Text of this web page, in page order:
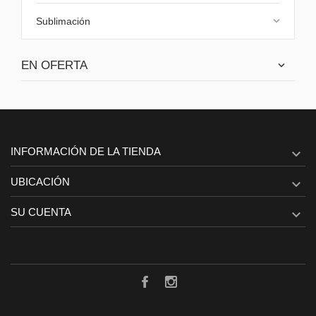
Sublimación keyboard_arrow_down
EN OFERTA
INFORMACIÓN DE LA TIENDA 
UBICACIÓN 
SU CUENTA 